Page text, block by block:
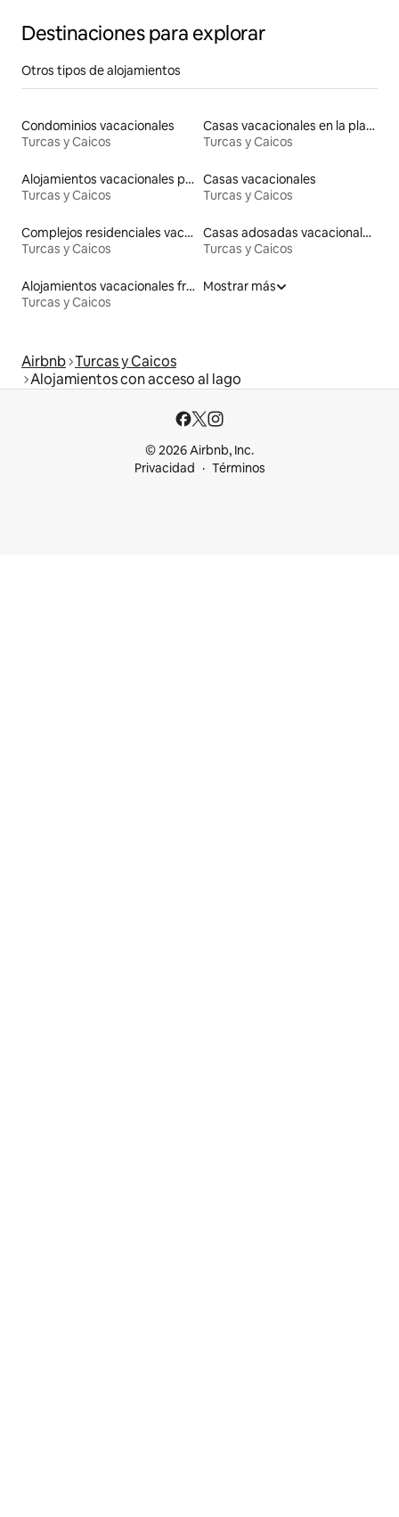
Destinaciones para explorar
Otros tipos de alojamientos
Condominios vacacionales
Turcas y Caicos
Casas vacacionales en la playa
Turcas y Caicos
Alojamientos vacacionales para familias
Turcas y Caicos
Casas vacacionales
Turcas y Caicos
Complejos residenciales vacacionales en la playa
Turcas y Caicos
Casas adosadas vacacionales
Turcas y Caicos
Alojamientos vacacionales frente a la playa
Turcas y Caicos
Mostrar más
Airbnb Turcas y Caicos
Alojamientos con acceso al lago
© 2026 Airbnb, Inc.
Privacidad
Términos